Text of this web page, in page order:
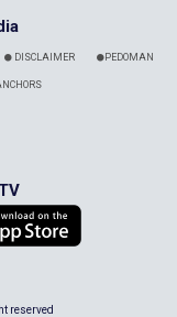
DISCLAIMER PEDOMAN
reserved